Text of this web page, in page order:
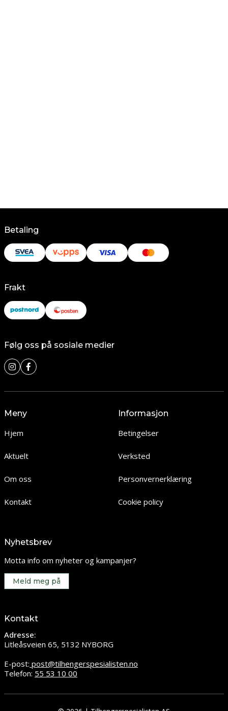
Betaling
Frakt
Følg oss på sosiale medier
Meny
Hjem
Aktuelt
Om oss
Kontakt
Informasjon
Betingelser
Verksted
Personvernerklæring
Cookie policy
Nyhetsbrev
Motta info om nyheter og kampanjer?
Meld meg på
Kontakt
Adresse:
Litleåsveien 65, 5132 NYBORG
E-post: post@tilhengerspesialisten.no
Telefon: 55 53 10 00